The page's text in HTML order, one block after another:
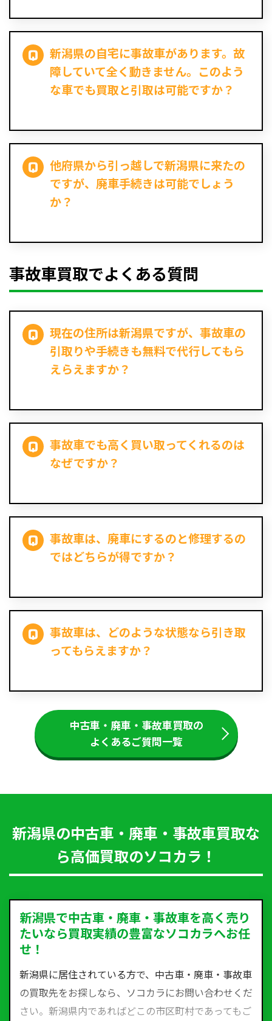
新潟県の自宅に事故車があります。故
障していて全く動きません。このよう
な車でも買取と引取は可能ですか？
他府県から引っ越しで新潟県に来たの
ですが、廃車手続きは可能でしょう
か？
事故車買取でよくある質問
現在の住所は新潟県ですが、事故車の
引取りや手続きも無料で代行してもら
えらえますか？
事故車でも高く買い取ってくれるのは
なぜですか？
事故車は、廃車にするのと修理するの
ではどちらが得ですか？
事故車は、どのような状態なら引き取
ってもらえますか？
中古車・廃車・事故車買取の
よくあるご質問一覧
新潟県の中古車・廃車・事故車買取な
ら高価買取のソコカラ！
新潟県で中古車・廃車・事故車を高く売り
たいなら買取実績の豊富なソコカラへお任
せ！
新潟県に居住されている方で、中古車・廃車・事故車
の買取先をお探しなら、ソコカラにお問い合わせくだ
さい。新潟県内であればどこの市区町村であってもご